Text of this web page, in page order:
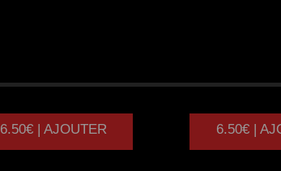
6.50€ | AJOUTER 6.50€ |